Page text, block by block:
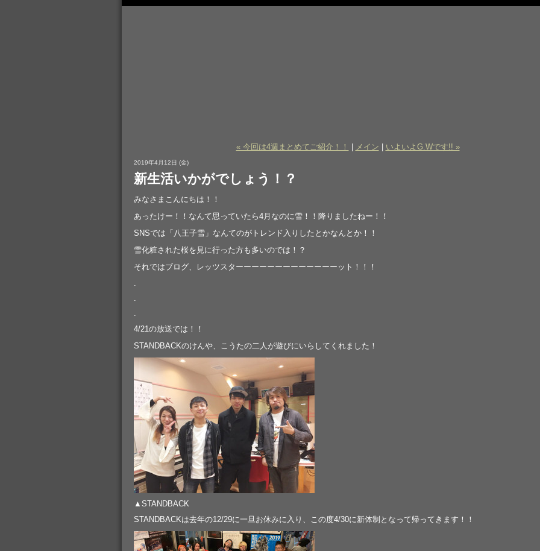
« 今回は4週まとめてご紹介！！ メイン いよいよG.Wです!! »
2019年4月12日 (金)
新生活いかがでしょう！？
みなさまこんにちは！！
あったけー！！なんて思っていたら4月なのに雪！！降りましたねー！！
SNSでは「八王子雪」なんてのがトレンド入りしたとかなんとか！！
雪化粧された桜を見に行った方も多いのでは！？
それではブログ、レッツスターーーーーーーーーーーーーット！！！
.
.
.
4/21の放送では！！
STANDBACKのけんや、こうたの二人が遊びにいらしてくれました！
▲STANDBACK
STANDBACKは去年の12/29に一旦お休みに入り、この度4/30に新体制となって帰ってきます！！